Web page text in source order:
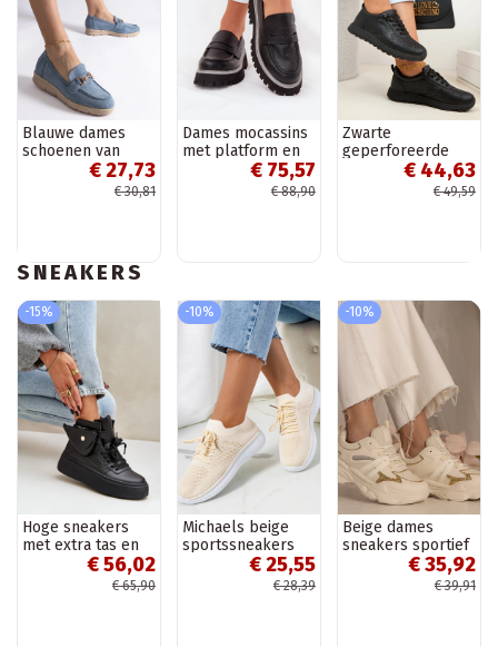
Blauwe dames
schoenen van
kunstsuède€ 27,73
€ 30,81
Dames mocassins
met platform en
platte hak „Big
Star NN274049"
€ 75,57
€ 88,90
Zwarte
geperforeerde
instap sportieve
schoenen SIone
€ 44,63
€ 49,59
SNEAKERS
-15%
Hoge sneakers
met extra tas en
platform zwarte
kleur Saramis
€ 56,02
€ 65,90
-10%
Michaels beige
sportssneakers
€ 25,55
€ 28,39
-10%
Beige dames
sneakers sportief
met glitters€ 35,92
€ 39,91